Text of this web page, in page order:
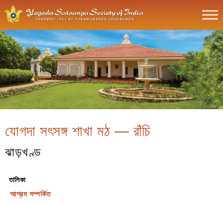
যোগদা সৎসঙ্গ শাখা মঠ — রাঁচি
ঝাড়খণ্ড
তালিকা
আশ্রম সম্পর্কিত